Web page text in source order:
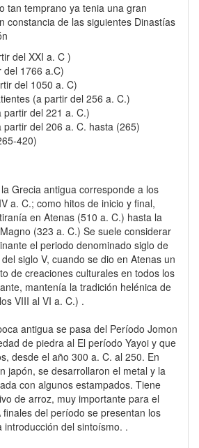
tan temprano ya tenia una gran
constancia de las siguientes Dinastías
del XXI a. C )
del 1766 a.C)
del 1050 a. C)
(a partir del 256 a. C.)
partir del 221 a. C.)
partir del 206 a. C. hasta (265)
420)
Grecia antigua corresponde a los
a. C.; como hitos de inicio y final,
en Atenas (510 a. C.) hasta la
(323 a. C.) Se suele considerar
el periodo denominado siglo de
siglo V, cuando se dio en Atenas un
de creaciones culturales en todos los
mantenía la tradición helénica de
VIII al VI a. C.) .
se pasa del Período Jomon
de piedra al El período Yayoi y que
desde el año 300 a. C. al 250. En
japón, se desarrollaron el metal y la
con algunos estampados. Tiene
de arroz, muy importante para el
del período se presentan los
introducción del sintoísmo. .